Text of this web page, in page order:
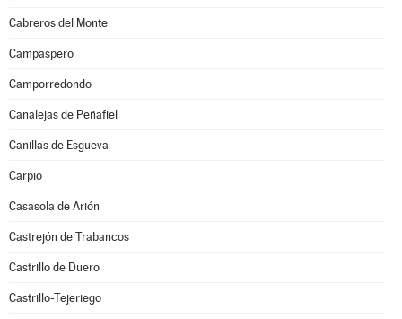
Cabreros del Monte
Campaspero
Camporredondo
Canalejas de Peñafiel
Canillas de Esgueva
Carpio
Casasola de Arión
Castrejón de Trabancos
Castrillo de Duero
Castrillo-Tejeriego